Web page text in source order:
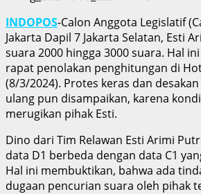
INDOPOS-Calon Anggota Legislatif
Jakarta Dapil 7 Jakarta Selatan, Esti
suara 2000 hingga 3000 suara. Hal
rapat penolakan penghitungan di
(8/3/2024). Protes keras dan
ulang pun disampaikan, karena
merugikan pihak Esti.
Dino dari Tim Relawan Esti Arimi
data D1 berbeda dengan data C1
Hal ini membuktikan, bahwa ada
dugaan pencurian suara oleh pihak